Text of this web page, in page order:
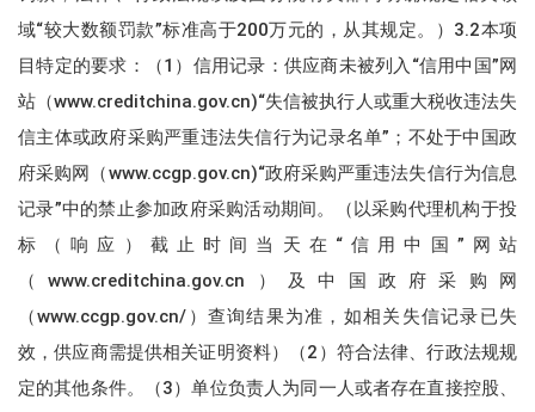
域“较大数额罚款”标准高于200万元的，从其规定。）3.2本项
目特定的要求：（1）信用记录：供应商未被列入“信用中国”网
站（www.creditchina.gov.cn)“失信被执行人或重大税收违法失
信主体或政府采购严重违法失信行为记录名单”；不处于中国政
府采购网（www.ccgp.gov.cn)“政府采购严重违法失信行为信息
记录”中的禁止参加政府采购活动期间。（以采购代理机构于投
标（响应）截止时间当天在“信用中国”网站
（www.creditchina.gov.cn）及中国政府采购网
（www.ccgp.gov.cn/）查询结果为准，如相关失信记录已失
效，供应商需提供相关证明资料）（2）符合法律、行政法规规
定的其他条件。（3）单位负责人为同一人或者存在直接控股、